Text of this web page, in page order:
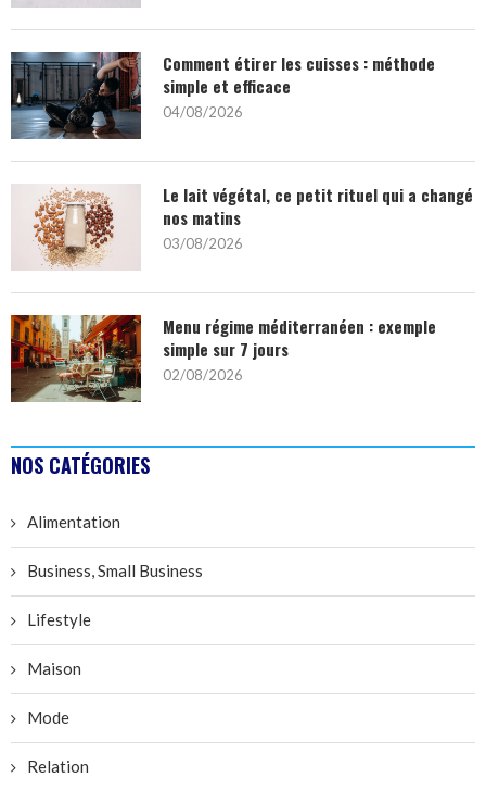
Comment étirer les cuisses : méthode
simple et efficace
04/08/2026
Le lait végétal, ce petit rituel qui a changé
nos matins
03/08/2026
Menu régime méditerranéen : exemple
simple sur 7 jours
02/08/2026
NOS CATÉGORIES
Alimentation
Business, Small Business
Lifestyle
Maison
Mode
Relation